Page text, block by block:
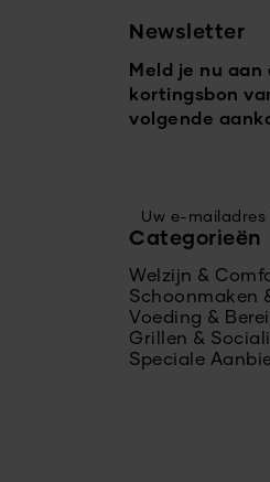
Newsletter
Meld je nu
kortingsbon
volgende
Uw e-mailadres
Categorieën
Welzijn &
Schoonmaken
Voeding &
Grillen &
Speciale